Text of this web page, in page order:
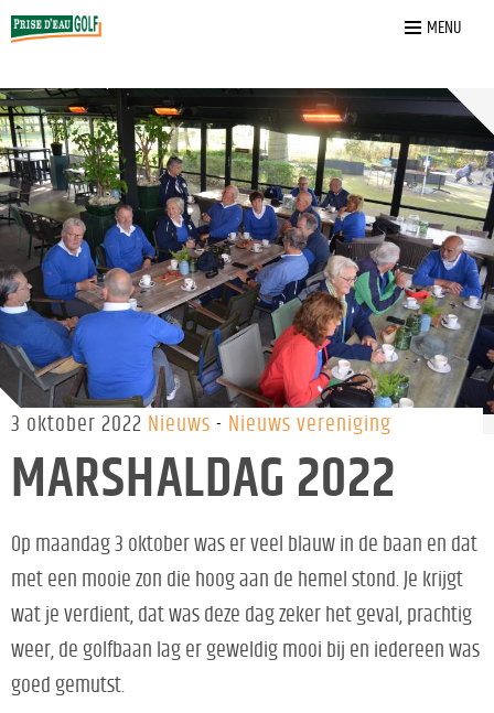
MENU
Home
3 oktober 2022 Nieuws Nieuws vereniging
MARSHALDAG 2022
Op maandag 3 oktober was er veel blauw in de baan en dat
met een mooie zon die hoog aan de hemel stond. Je krijgt
wat je verdient, dat was deze dag zeker het geval, prachtig
weer, de golfbaan lag er geweldig mooi bij en iedereen was
goed gemutst.